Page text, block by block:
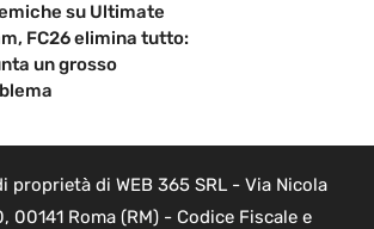
su Ultimate
FC26 elimina tutto:
un grosso
proprietà di WEB 365 SRL - Via Nicola
00141 Roma (RM) - Codice Fiscale e